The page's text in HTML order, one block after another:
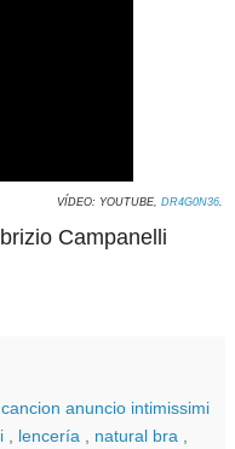
VÍDEO: YOUTUBE, DR4G0N36
Campanelli
cancion anuncio intimissimi
lencería natural bra